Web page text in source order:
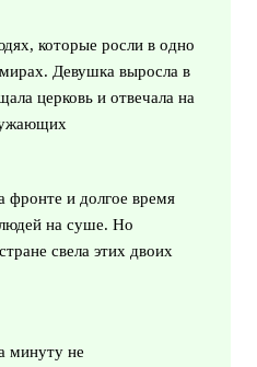
которые росли в одно
Девушка выросла в
церковь и отвечала на
фронте и долгое время
на суше. Но
свела этих двоих
минуту не